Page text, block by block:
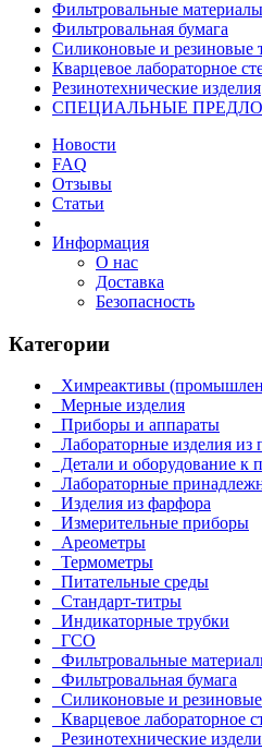
Фильтровальные материалы
Фильтровальная бумага
Силиконовые и резиновые
Кварцевое лабораторное
Резинотехнические изделия
СПЕЦИАЛЬНЫЕ
Новости
FAQ
Отзывы
Статьи
Информация
О нас
Доставка
Безопасность
Категории
Химреактивы
Мерные изделия
Приборы и аппараты
Лабораторные изделия из
Детали и оборудование к
Лабораторные
Изделия из фарфора
Измерительные приборы
Ареометры
Термометры
Питательные среды
Стандарт-титры
Индикаторные трубки
ГСО
Фильтровальные
Фильтровальная бумага
Силиконовые и
Кварцевое лабораторное
Резинотехнические